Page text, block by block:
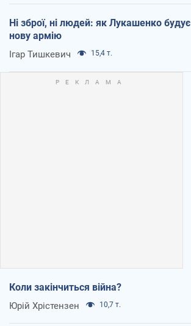
Ні зброї, ні людей: як Лукашенко будує
нову армію
Ігар Тишкевич 15,4 т.
Коли закінчиться війна?
Юрій Хрістензен 10,7 т.